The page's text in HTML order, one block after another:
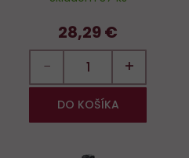
28,29 €
− +
DO KOŠÍKA